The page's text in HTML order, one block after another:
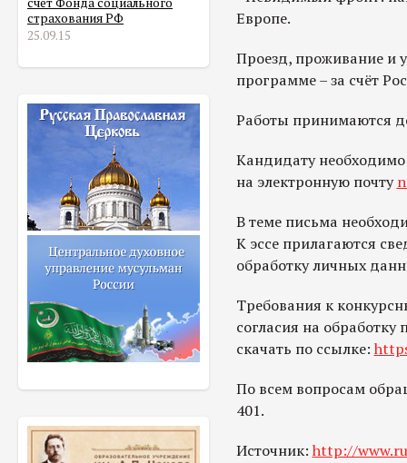
страхования РФ
25.09.15
Европе.
Проезд, проживание и
программе – за счёт
Работы принимаются
Кандидату необходимо
на электронную почту
В теме письма
К эссе прилагаются
обработку личных
Требования к
согласия на
скачать по ссылке:
По всем вопросам
401.
Источник: http://